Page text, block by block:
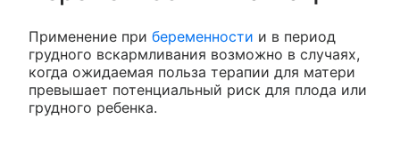
Применение при беременности и в период
грудного вскармливания возможно в случаях,
когда ожидаемая польза терапии для матери
превышает потенциальный риск для плода или
грудного ребенка.